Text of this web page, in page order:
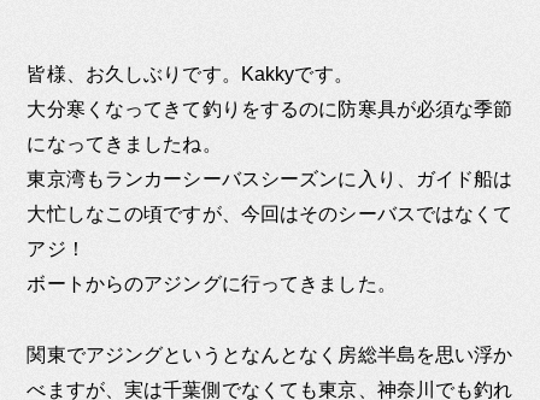
皆様、お久しぶりです。Kakkyです。
大分寒くなってきて釣りをするのに防寒具が必須な季節
になってきましたね。
東京湾もランカーシーバスシーズンに入り、ガイド船は
大忙しなこの頃ですが、今回はそのシーバスではなくて
アジ！
ボートからのアジングに行ってきました。
関東でアジングというとなんとなく房総半島を思い浮か
べますが、実は千葉側でなくても東京、神奈川でも釣れ